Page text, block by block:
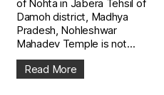
of Nohta in Jabera Tehsil of
Damoh district, Madhya
Pradesh, Nohleshwar
Mahadev Temple is not...
Read More